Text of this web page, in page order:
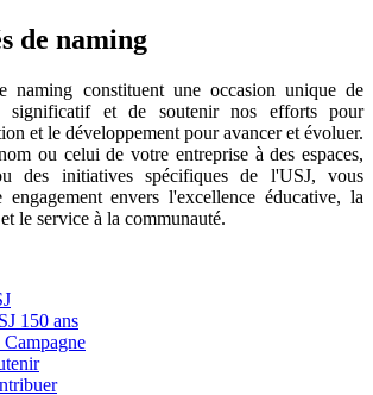
de naming
naming constituent une occasion unique de
significatif et de soutenir nos efforts pour
et le développement pour avancer et évoluer.
ou celui de votre entreprise à des espaces,
des initiatives spécifiques de l'USJ, vous
envers l'excellence éducative, la
le service à la communauté.
150 ans